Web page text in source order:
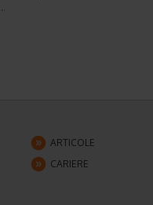
ARTICOLE
CARIERE